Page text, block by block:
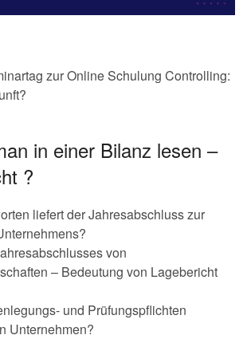
zur Online Schulung Controlling:
in einer Bilanz lesen –
?
liefert der Jahresabschluss zur
von
– Bedeutung von Lagebericht
und Prüfungspflichten
Unternehmen?